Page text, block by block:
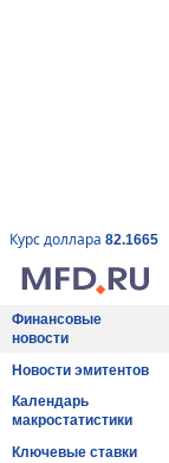
Курс доллара 82.1665
Финансовые
новости
Новости эмитентов
Календарь
макростатистики
Ключевые ставки